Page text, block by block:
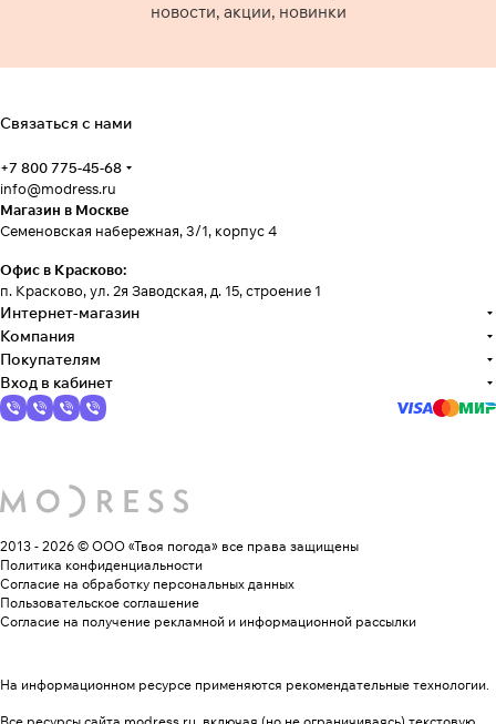
новости, акции, новинки
Связаться с нами
+7 800 775-45-68
info@modress.ru
Магазин в Москве
Семеновская набережная, 3/1, корпус 4
Офис в Красково:
п. Красково, ул. 2я Заводская, д. 15, строение 1
Интернет-магазин
Компания
Покупателям
Вход в кабинет
2013 - 2026 © ООО «Твоя погода» все права защищены
Политика конфиденциальности
Согласие на обработку персональных данных
Пользовательское соглашение
Согласие на получение рекламной и информационной рассылки
На информационном ресурсе применяются рекомендательные технологии.